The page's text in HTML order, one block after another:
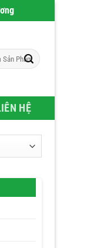
- Chúng tôi chuyên
HỆ